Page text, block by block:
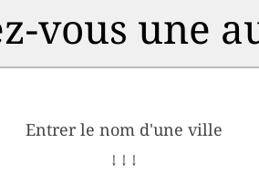
vous une
Entrer le nom d'une ville
↓ ↓ ↓